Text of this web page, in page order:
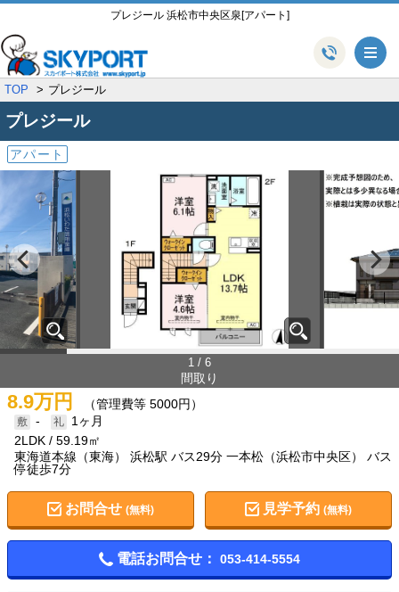
プレジール 浜松市中央区泉[アパート]
TOP プレジール
プレジール
アパート
1 / 6
間取り
8.9万円 （管理費等 5000円）
-
1ヶ月
2LDK
59.19㎡
東海道本線（東海） 浜松駅 バス29分 一本松（浜松市中央区） バス
停徒歩7分
お問合せ (無料) 見学予約(無料)
電話お問合せ： 053-414-5554